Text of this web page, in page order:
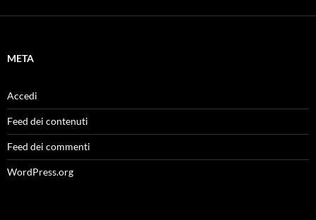
META
Accedi
Feed dei contenuti
Feed dei commenti
WordPress.org